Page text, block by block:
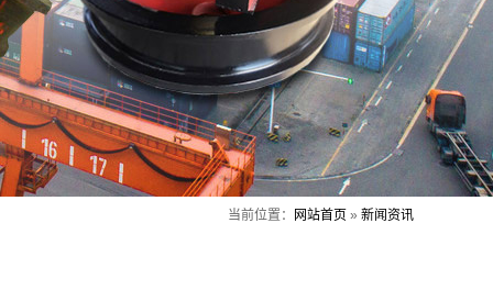
当前位置： 网站首页 » 新闻资讯